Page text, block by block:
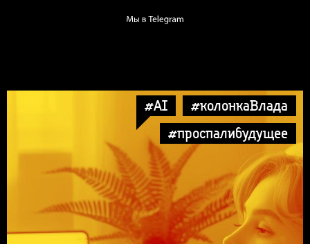
#AI
#колонкаВлада
#проспалибудущее